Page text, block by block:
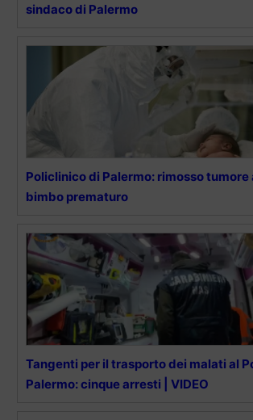
sindaco di Palermo
Policlinico di Palermo: rimosso tumore
bimbo prematuro
Tangenti per il trasporto dei malati al
Palermo: cinque arresti | VIDEO